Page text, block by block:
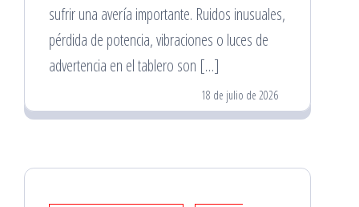
sufrir una avería importante. Ruidos inusuales,
pérdida de potencia, vibraciones o luces de
advertencia en el tablero son […]
18 de julio de 2026